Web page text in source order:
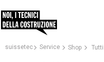
suissetec Service Shop Tutti